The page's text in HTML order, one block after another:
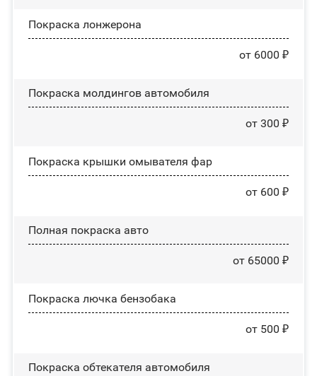
Покраска лонжерона
от 6000 ₽
Покраска молдингов автомобиля
от 300 ₽
Покраска крышки омывателя фар
от 600 ₽
Полная покраска авто
от 65000 ₽
Покраска лючка бензобака
от 500 ₽
Покраска обтекателя автомобиля